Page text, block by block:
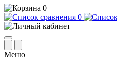
0
0
Меню